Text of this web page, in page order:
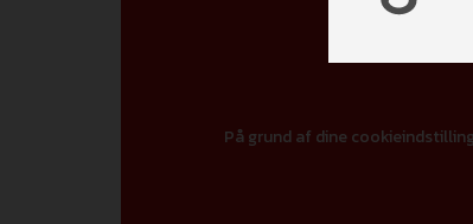
På grund af dine